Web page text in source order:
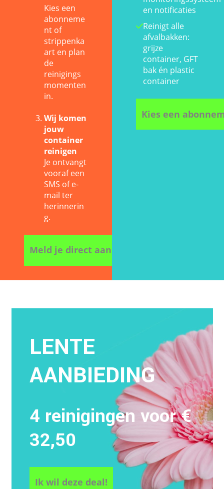
Kies een
abonneme
nt of
strippenka
art en plan
de
reinigings
momenten
in.
Wij komen
jouw
container
reinigen
Je ontvangt
vooraf een
SMS of e-
mail ter
herinnerin
g.
Meld je direct aan
en notificaties
Reinigt alle
afvalbakken:
grijze
container, GFT
bak én plastic
container
Kies een
LENTE
AANBIEDING
4 reinigingen voor €
32,50
Ik wil deze deal!